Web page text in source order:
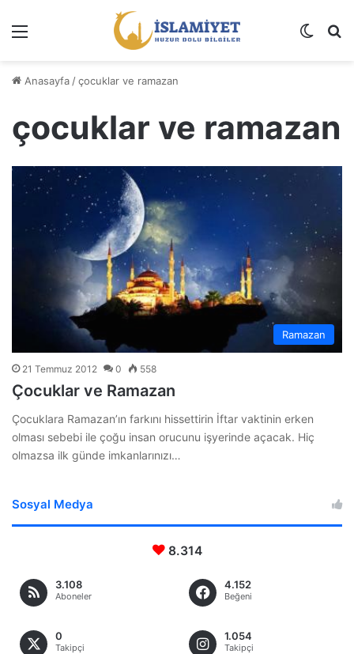
Dış
Anasayfa /çocuklar ve ramazan
çocuklar ve ramazan
Ramazan
21 Temmuz 2012 0 558
Çocuklar ve Ramazan
Çocuklara Ramazan’ın farkını hissettirin İftar vaktinin erken
olması sebebi ile çoğu insan orucunu işyerinde açacak. Hiç
olmazsa ilk günde imkanlarınızı…
Sosyal Medya
8.314
3.108
Aboneler
4.152
Beğeni
0
Takipçi
1.054
Takipçi